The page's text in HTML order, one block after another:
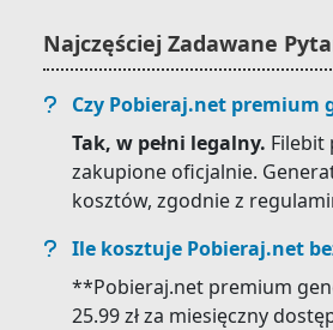
Najczęściej Zadawane
Czy Pobieraj.net premium
Tak, w pełni legalny.
zakupione oficjalnie.
kosztów, zgodnie z
Ile kosztuje Pobieraj.net
**Pobieraj.net premium
25.99 zł za miesięczny